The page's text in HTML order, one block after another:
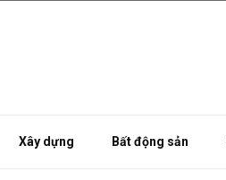
Xây dựng Bất động sản